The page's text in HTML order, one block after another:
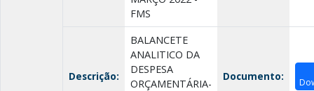
FMS
Descrição:
BALANCETE
ANALITICO DA
DESPESA
ORÇAMENTÁRIA-
Documento: